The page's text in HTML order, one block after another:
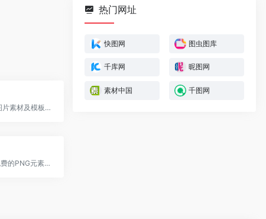
我图网,提供图片素材及模板下载,专注正版设计作品交易
快图网提供免费的PNG元素和高清背景图片素材免费下载
热门网址
快图网 图虫图库
千库网 昵图网
素材中国 千图网